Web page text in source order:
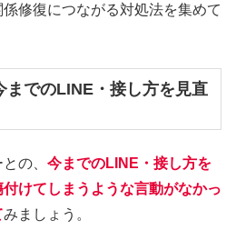
修復につながる対処法を集めて
までのLINE・接し方を見直
の、 今までのLINE・接し方を
けてしまうような言動がなかっ
みましょう。